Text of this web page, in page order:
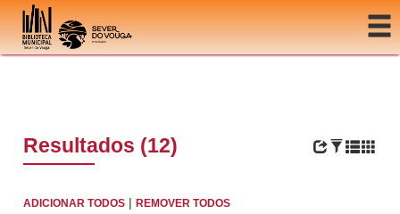
Ir para o conteúdo
Resultados (12)
ADICIONAR TODOS |REMOVER TODOS